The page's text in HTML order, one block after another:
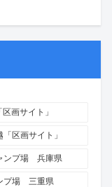
区画サイト」
「区画サイト」
ンプ場 兵庫県
プ場 三重県